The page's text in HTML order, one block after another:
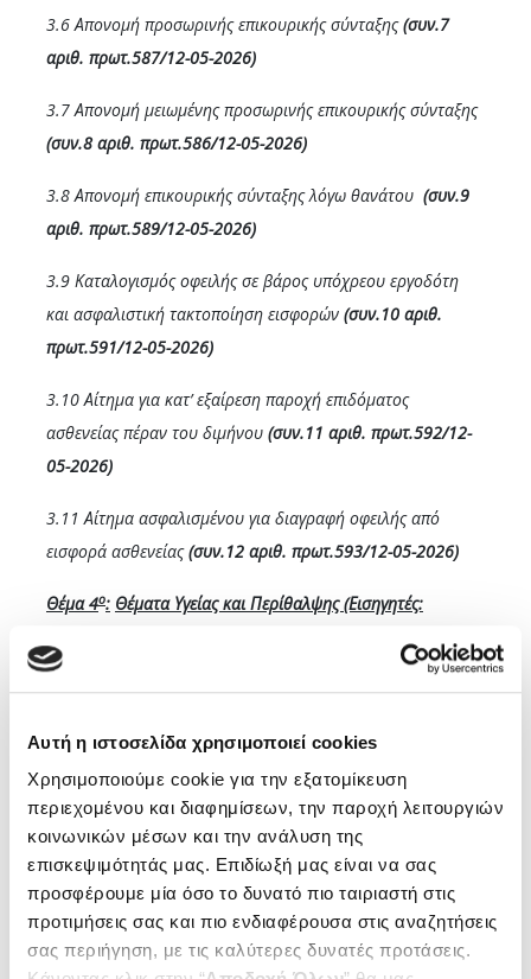
Αυτή η ιστοσελίδα χρησιμοποιεί cookies
Χρησιμοποιούμε cookie για την εξατομίκευση
περιεχομένου και διαφημίσεων, την παροχή λειτουργιών
κοινωνικών μέσων και την ανάλυση της
επισκεψιμότητάς μας. Επιδίωξή μας είναι να σας
προσφέρουμε μία όσο το δυνατό πιο ταιριαστή στις
προτιμήσεις σας και πιο ενδιαφέρουσα στις αναζητήσεις
σας περιήγηση, με τις καλύτερες δυνατές προτάσεις.
3.6 Απονομή προσωρινής επικουρικής σύνταξης(συν.7
αριθ. πρωτ.587/12-05-2026)
3.7 Απονομή μειωμένης προσωρινής επικουρικής σύνταξης
(συν.8 αριθ. πρωτ.586/12-05-2026)
3.8 Απονομή επικουρικής σύνταξης λόγω θανάτου (συν.9
αριθ. πρωτ.589/12-05-2026)
3.9 Καταλογισμός οφειλής σε βάρος υπόχρεου εργοδότη
και ασφαλιστική τακτοποίηση εισφορών (συν.10 αριθ.
πρωτ.591/12-05-2026)
3.10 Αίτημα για κατ’ εξαίρεση παροχή επιδόματος
ασθενείας πέραν του διμήνου (συν.11 αριθ. πρωτ.592/12-
05-2026)
3.11 Αίτημα ασφαλισμένου για διαγραφή οφειλής από
εισφορά ασθενείας(συν.12 αριθ. πρωτ.593/12-05-2026)
Θέμα 4ο: Θέματα Υγείας και Περίθαλψης (Εισηγητές:
ΤΥΠ)
05-2026)
4.2 Ειδικά θέματα ΤΥΠ Θεσσαλονίκης(συν.14 αριθ.
πρωτ.572/12-05-2026)
4.3 Αιτήματα φορέων για συνεργασία με τον Οργανισμό
(συν.15 αριθ. πρωτ.573/12-05-2026)